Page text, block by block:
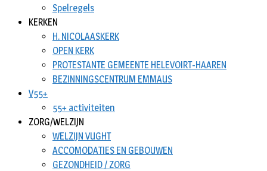
Spelregels
KERKEN
H. NICOLAASKERK
OPEN KERK
PROTESTANTE GEMEENTE HELEVOIRT-HAAREN
BEZINNINGSCENTRUM EMMAUS
V55+
55+ activiteiten
ZORG/WELZIJN
WELZIJN VUGHT
ACCOMODATIES EN GEBOUWEN
GEZONDHEID / ZORG